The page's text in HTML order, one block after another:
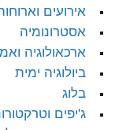
אירועים
אסטרונומיה
ארכאולוגיה
ביולוגיה ימית
בלוג
ג'יפים